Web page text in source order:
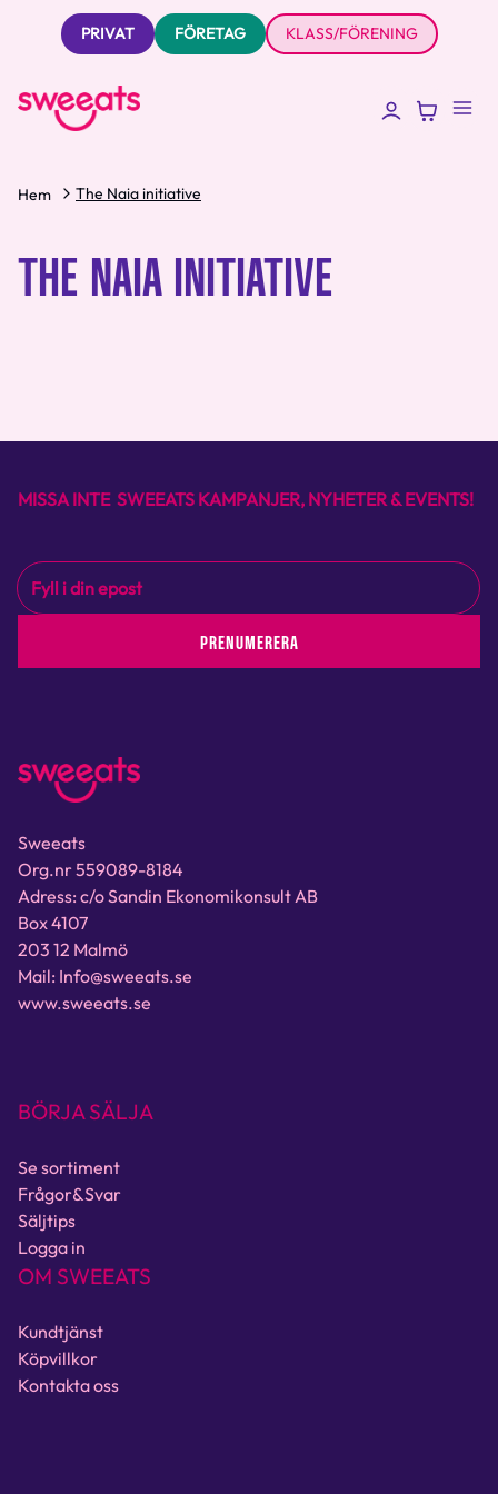
PRIVAT FÖRETAG KLASS/FÖRENING
Hem The Naia initiative
THE NAIA INITIATIVE
MISSA INTE SWEEATS KAMPANJER, NYHETER & EVENTS!
PRENUMERERA
Sweeats
Org.nr 559089-8184
Adress: c/o Sandin Ekonomikonsult AB
Box 4107
203 12 Malmö
Mail: Info@sweeats.se
www.sweeats.se
BÖRJA SÄLJA
Se sortiment
Frågor&Svar
Säljtips
Logga in
OM SWEEATS
Kundtjänst
Köpvillkor
Kontakta oss